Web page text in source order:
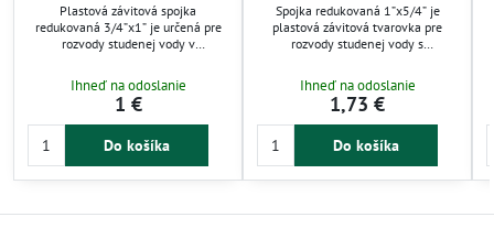
Plastová závitová spojka
redukovaná 3/4”x1” je určená pre
rozvody studenej vody v
barov a korózii, čím zaisťuje
dlhodobú životnosť. Jednoduchá
montáž bez špeciálneho náradia
umožňuje rýchle a spoľahlivé
Ihneď na odoslanie
1 €
Do košíka
Spojka redukovaná 1”x5/4” je
plastová závitová tvarovka pre
rozvody studenej vody s
jednoduchému závitovému
pripojeniu sa hodí pre závlahové a
technické systémy. Uľahčuje rýchlu
montáž a spoľahlivé prepojenie
Ihneď na odoslanie
1,73 €
Do košíka